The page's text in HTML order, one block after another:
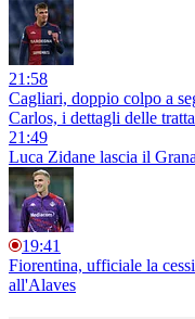
21:58
Cagliari, doppio colpo a
Carlos, i dettagli delle
21:49
Luca Zidane lascia il
19:41
Fiorentina, ufficiale la
all'Alaves